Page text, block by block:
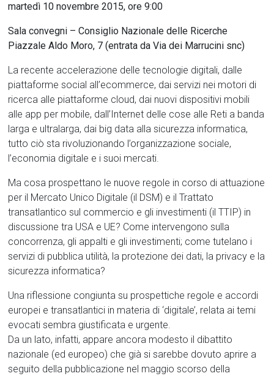
martedì 10 novembre 2015, ore 9:00
Sala convegni – Consiglio Nazionale delle Ricerche
Piazzale Aldo Moro, 7 (entrata da Via dei Marrucini snc)
La recente accelerazione delle tecnologie digitali, dalle
piattaforme social all’ecommerce, dai servizi nei motori di
ricerca alle piattaforme cloud, dai nuovi dispositivi mobili
alle app per mobile, dall’Internet delle cose alle Reti a banda
larga e ultralarga, dai big data alla sicurezza informatica,
tutto ciò sta rivoluzionando l’organizzazione sociale,
l’economia digitale e i suoi mercati.
Ma cosa prospettano le nuove regole in corso di attuazione
per il Mercato Unico Digitale (il DSM) e il Trattato
transatlantico sul commercio e gli investimenti (il TTIP) in
discussione tra USA e UE? Come intervengono sulla
concorrenza, gli appalti e gli investimenti; come tutelano i
servizi di pubblica utilità, la protezione dei dati, la privacy e la
sicurezza informatica?
Una riflessione congiunta su prospettiche regole e accordi
europei e transatlantici in materia di ‘digitale’, relata ai temi
evocati sembra giustificata e urgente.
Da un lato, infatti, appare ancora modesto il dibattito
nazionale (ed europeo) che già si sarebbe dovuto aprire a
seguito della pubblicazione nel maggio scorso della